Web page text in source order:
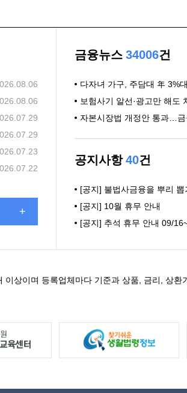
+
금융뉴스 34006건
다자녀 가구, 주담대 年 3%대로 4억까
보험사기 알선·광고만 해도 처벌받는다…보험사기 방지 특
자본시장법 개정안 통과…금융당국 "불법리딩방 엄
공지사항 40건
[공지] 불법사금융을 뿌리 뽑기 위한 「대부업법」 개
[공지] 10월 휴무 안내
[공지] 추석 휴무 안내 09/
상이며 등록업체마다 기준과 상품, 금리, 상